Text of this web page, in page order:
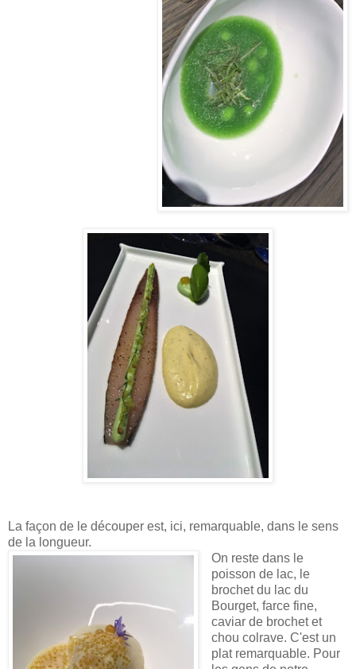
La façon de le découper est, ici, remarquable, dans le sens
de la longueur.
On reste dans le
poisson de lac, le
brochet du lac du
Bourget, farce fine,
caviar de brochet et
chou colrave. C'est un
plat remarquable. Pour